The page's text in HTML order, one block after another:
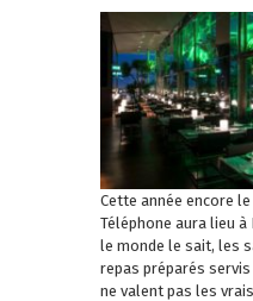
Cette année encore
Téléphone aura lieu
le monde le sait, les
repas préparés
ne valent pas les